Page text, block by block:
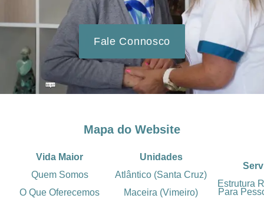
Fale Connosco
Mapa do Website
Vida Maior
Quem Somos
O Que Oferecemos
Unidades
Atlântico (Santa Cruz)
Maceira (Vimeiro)
Estrutura
Para